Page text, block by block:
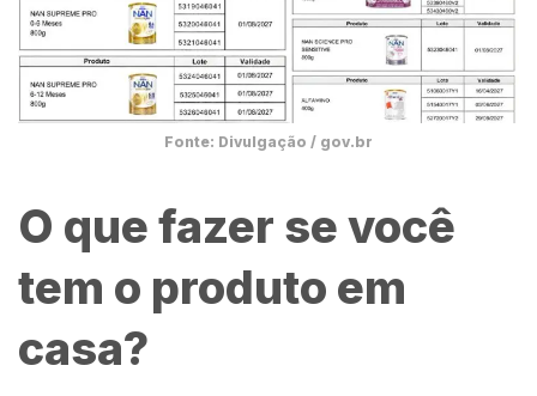
Fonte: Divulgação / gov.br
O que fazer se você
tem o produto em
casa?